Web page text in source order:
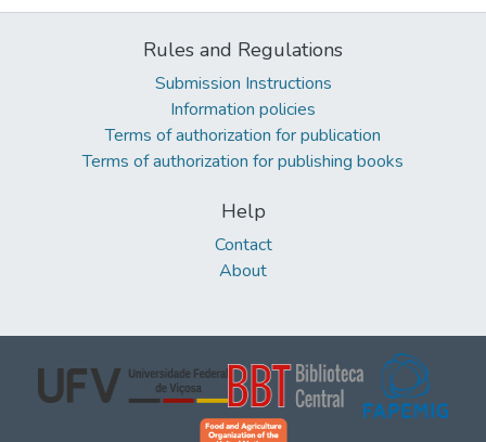
Rules and Regulations
Submission Instructions
Information policies
Terms of authorization for publication
Terms of authorization for publishing books
Help
Contact
About